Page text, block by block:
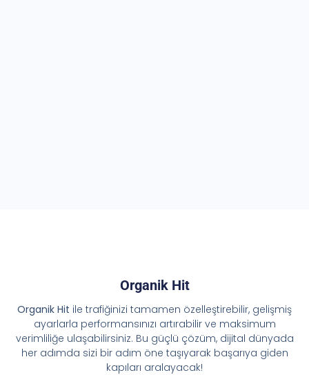
Organik Hit
Organik Hit ile trafiğinizi tamamen özelleştirebilir, gelişmiş
ayarlarla performansınızı artırabilir ve maksimum
verimliliğe ulaşabilirsiniz. Bu güçlü çözüm, dijital dünyada
her adımda sizi bir adım öne taşıyarak başarıya giden
kapıları aralayacak!